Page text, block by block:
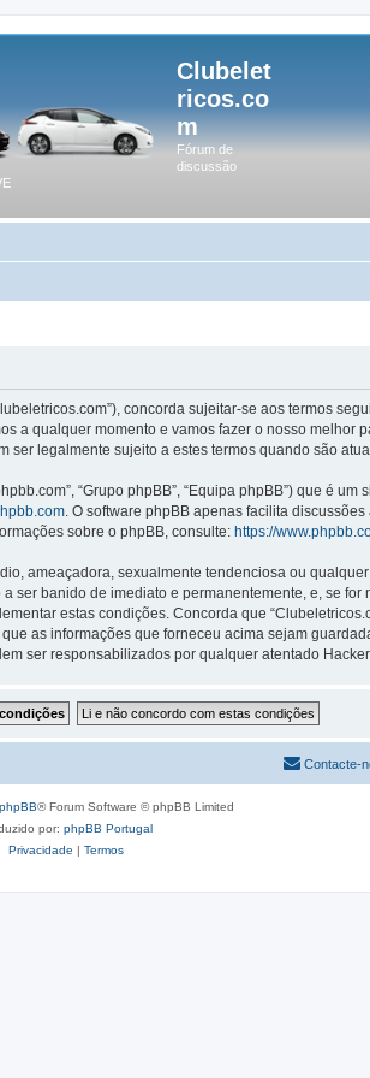
Clubelet
ricos.co
m
Fórum de
discussão
concorda sujeitar-se aos termos
a qualquer momento e vamos fazer o nosso melhor
ser legalmente sujeito a estes termos quando são
“Grupo phpBB”, “Equipa phpBB”) que é
. O software phpBB apenas facilita
sobre o phpBB, consulte: https://
ameaçadora, sexualmente tendenciosa ou
banido de imediato e permanentemente, e, se
estas condições. Concorda que
as informações que forneceu acima sejam
ser responsabilizados por qualquer atentado
Contacte-
phpBB® Forum Software © phpBB Limited
por: phpBB Portugal
Privacidade | Termos